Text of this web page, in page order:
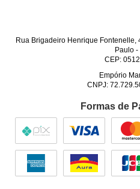
Rua Brigadeiro Henrique Fontenelle,
Paulo-
CEP:
Empório
CNPJ:
Formas de